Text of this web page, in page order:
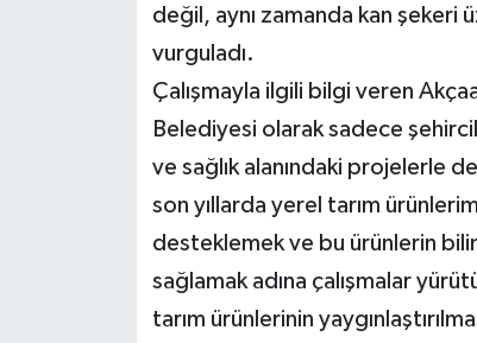
değil, aynı zamanda kan
vurguladı.
Çalışmayla ilgili bilgi veren
Belediyesi olarak sadece
ve sağlık alanındaki projelerle
son yıllarda yerel tarım
desteklemek ve bu ürünlerin
sağlamak adına çalışmalar
tarım ürünlerinin